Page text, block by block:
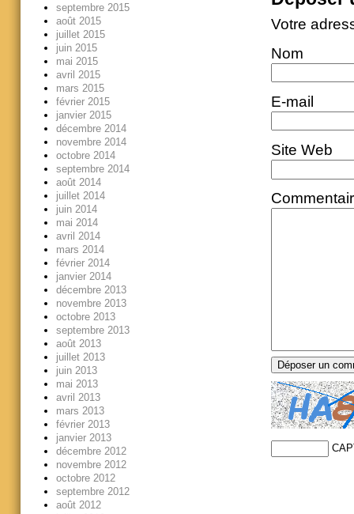
Votre
Nom
E-mail
Site Web
septembre 2015
août 2015
juillet 2015
juin 2015
mai 2015
avril 2015
mars 2015
février 2015
janvier 2015
décembre 2014
novembre 2014
octobre 2014
septembre 2014
août 2014
juillet 2014
juin 2014
mai 2014
avril 2014
mars 2014
février 2014
janvier 2014
décembre 2013
novembre 2013
octobre 2013
septembre 2013
août 2013
juillet 2013
juin 2013
mai 2013
avril 2013
mars 2013
février 2013
janvier 2013
décembre 2012
novembre 2012
octobre 2012
septembre 2012
août 2012